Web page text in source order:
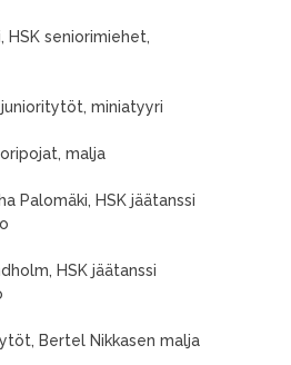
HSK seniorimiehet,
miniatyyri
malja
Palomäki, HSK jäätanssi
HSK jäätanssi
Bertel Nikkasen malja